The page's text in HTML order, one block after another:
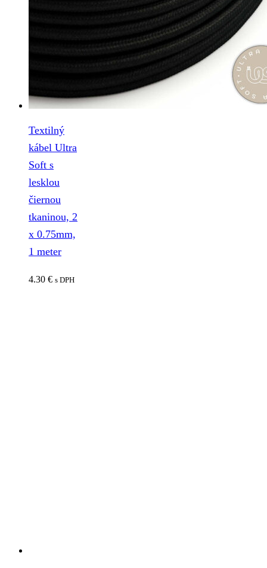
Textilný
kábel Ultra
Soft s
lesklou
čiernou
tkaninou, 2
x 0.75mm,
1 meter
4.30 € s DPH